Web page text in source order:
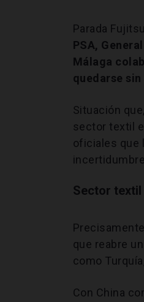
Parada
PSA,
Málaga
quedarse
Situación
sector textil
oficiales que
Sector
que reabre
como
Con China